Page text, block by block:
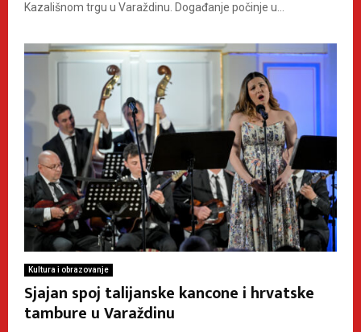
Kazališnom trgu u Varaždinu. Događanje počinje u...
Kultura i obrazovanje
Sjajan spoj talijanske kancone i hrvatske
tambure u Varaždinu